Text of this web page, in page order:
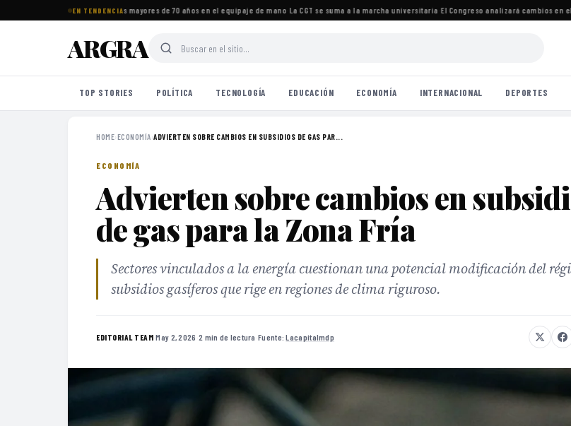
EN TENDENCIA
imprescindibles para viajeros mayores de 70 años en el equipaje de mano·La CGT se suma a la marcha universitaria·El Congreso analizará cambios en el
ARGRA
TOP STORIES POLÍTICA TECNOLOGÍA EDUCACIÓN ECONOMÍA INTERNACIONAL DEPORTES
HOME›ECONOMÍA›ADVIERTEN SOBRE CAMBIOS EN SUBSIDIOS DE GAS PAR...
ECONOMÍA
Advierten sobre cambios en
de gas para la Zona Fría
Sectores vinculados a la energía cuestionan una potencial modificación del
subsidios gasíferos que rige en regiones de clima riguroso.
EDITORIAL TEAM·May 2, 2026 ·2 min de lectura ·Fuente:Lacapitalmdp